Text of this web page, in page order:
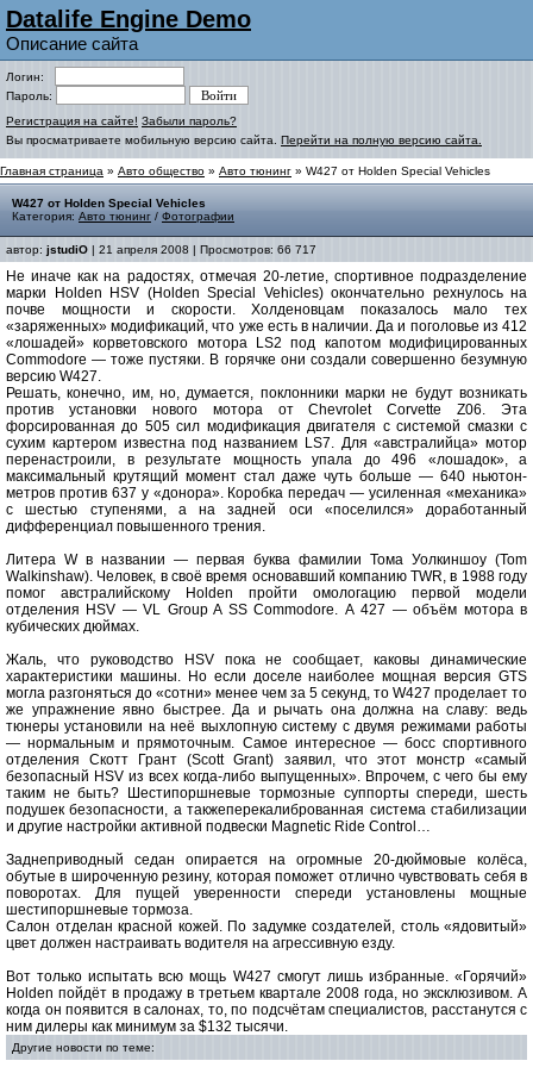
Datalife Engine Demo
Описание сайта
Логин:
Пароль:
Регистрация на сайте! Забыли пароль?
Вы просматриваете мобильную версию сайта. Перейти на полную версию сайта.
Главная страница » Авто общество » Авто тюнинг » W427 от Holden Special Vehicles
W427 от Holden Special Vehicles
Категория: Авто тюнинг / Фотографии
автор: jstudiO | 21 апреля 2008 | Просмотров: 66 717
Не иначе как на радостях, отмечая 20-летие, спортивное подразделение
марки Holden HSV (Holden Special Vehicles) окончательно рехнулось на
почве мощности и скорости. Холденовцам показалось мало тех
«заряженных» модификаций, что уже есть в наличии. Да и поголовье из 412
«лошадей» корветовского мотора LS2 под капотом модифицированных
Commodore — тоже пустяки. B горячке они создали совершенно безумную
версию W427.
Решать, конечно, им, но, думается, поклонники марки не будут возникать
против установки нового мотора от Chevrolet Corvette Z06. Эта
форсированная до 505 сил модификация двигателя с системой смазки с
сухим картером известна под названием LS7. Для «австралийца» мотор
перенастроили, в результате мощность упала до 496 «лошадок», а
максимальный крутящий момент стал даже чуть больше — 640 ньютон-
метров против 637 у «донора». Коробка передач — усиленная «механика»
с шестью ступенями, а на задней оси «поселился» доработанный
дифференциал повышенного трения.
Литера W в названии — первая буква фамилии Тома Уолкиншоу (Tom
Walkinshaw). Человек, в своё время основавший компанию TWR, в 1988 году
помог австралийскому Holden пройти омологацию первой модели
отделения HSV — VL Group A SS Commodore. А 427 — объём мотора в
кубических дюймах.
Жаль, что руководство HSV пока не сообщает, каковы динамические
характеристики машины. Но если доселе наиболее мощная версия GTS
могла разгоняться до «сотни» менее чем за 5 секунд, то W427 проделает то
же упражнение явно быстрее. Да и рычать она должна на славу: ведь
тюнеры установили на неё выхлопную систему с двумя режимами работы
— нормальным и прямоточным. Самое интересное — босс спортивного
отделения Скотт Грант (Scott Grant) заявил, что этот монстр «самый
безопасный HSV из всех когда-либо выпущенных». Впрочем, с чего бы ему
таким не быть? Шестипоршневые тормозные суппорты спереди, шесть
подушек безопасности, а такжеперекалиброванная система стабилизации
и другие настройки активной подвески Magnetic Ride Control…
Заднеприводный седан опирается на огромные 20-дюймовые колёса,
обутые в широченную резину, которая поможет отлично чувствовать себя в
поворотах. Для пущей уверенности спереди установлены мощные
шестипоршневые тормоза.
Салон отделан красной кожей. По задумке создателей, столь «ядовитый»
цвет должен настраивать водителя на агрессивную езду.
Вот только испытать всю мощь W427 смогут лишь избранные. «Горячий»
Holden пойдёт в продажу в третьем квартале 2008 года, но эксклюзивом. А
когда он появится в салонах, то, по подсчётам специалистов, расстанутся с
ним дилеры как минимум за $132 тысячи.
Другие новости по теме: